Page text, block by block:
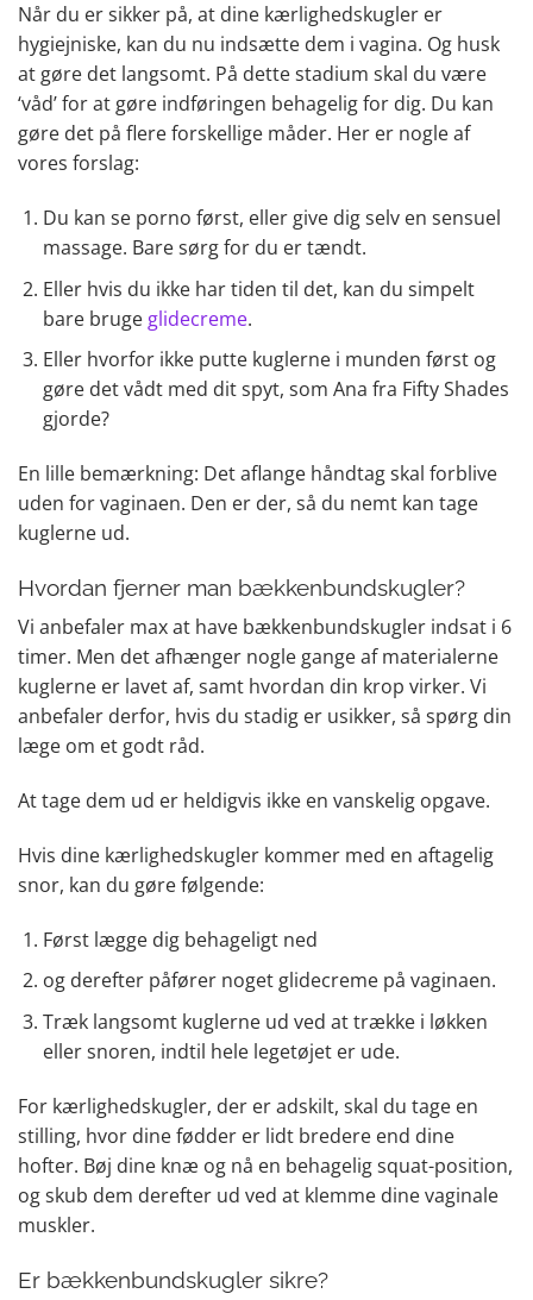
Når du er sikker på, at dine kærlighedskugler er
hygiejniske, kan du nu indsætte dem i vagina. Og husk
at gøre det langsomt. På dette stadium skal du være
‘våd’ for at gøre indføringen behagelig for dig. Du kan
gøre det på flere forskellige måder. Her er nogle af
vores forslag:
Du kan se porno først, eller give dig selv en sensuel
massage. Bare sørg for du er tændt.
Eller hvis du ikke har tiden til det, kan du simpelt
bare bruge glidecreme.
Eller hvorfor ikke putte kuglerne i munden først og
gøre det vådt med dit spyt, som Ana fra Fifty Shades
gjorde?
En lille bemærkning: Det aflange håndtag skal forblive
uden for vaginaen. Den er der, så du nemt kan tage
kuglerne ud.
Hvordan fjerner man bækkenbundskugler?
Vi anbefaler max at have bækkenbundskugler indsat i 6
timer. Men det afhænger nogle gange af materialerne
kuglerne er lavet af, samt hvordan din krop virker. Vi
anbefaler derfor, hvis du stadig er usikker, så spørg din
læge om et godt råd.
At tage dem ud er heldigvis ikke en vanskelig opgave.
Hvis dine kærlighedskugler kommer med en aftagelig
snor, kan du gøre følgende:
Først lægge dig behageligt ned
og derefter påfører noget glidecreme på vaginaen.
Træk langsomt kuglerne ud ved at trække i løkken
eller snoren, indtil hele legetøjet er ude.
For kærlighedskugler, der er adskilt, skal du tage en
stilling, hvor dine fødder er lidt bredere end dine
hofter. Bøj dine knæ og nå en behagelig squat-position,
og skub dem derefter ud ved at klemme dine vaginale
muskler.
Er bækkenbundskugler sikre?